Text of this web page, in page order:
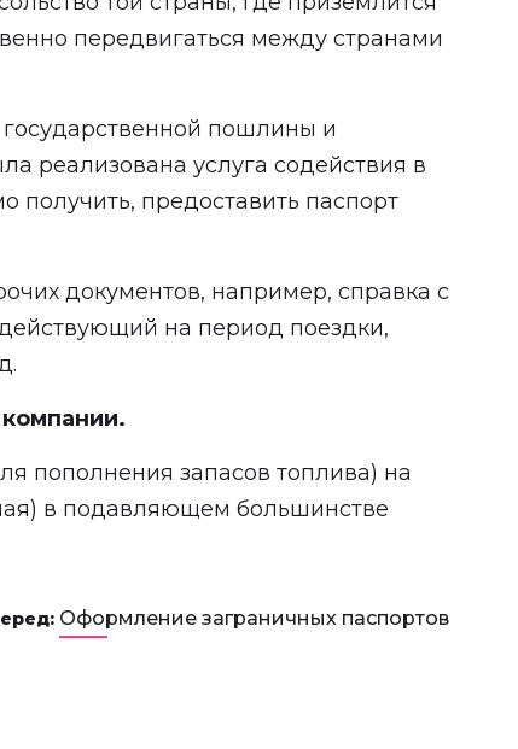
передвигаться между странами
пошлины и
реализована услуга содействия в
получить, предоставить паспорт
документов, например, справка с
на период поездки,
пополнения запасов топлива) на
в подавляющем большинстве
Оформление заграничных паспортов